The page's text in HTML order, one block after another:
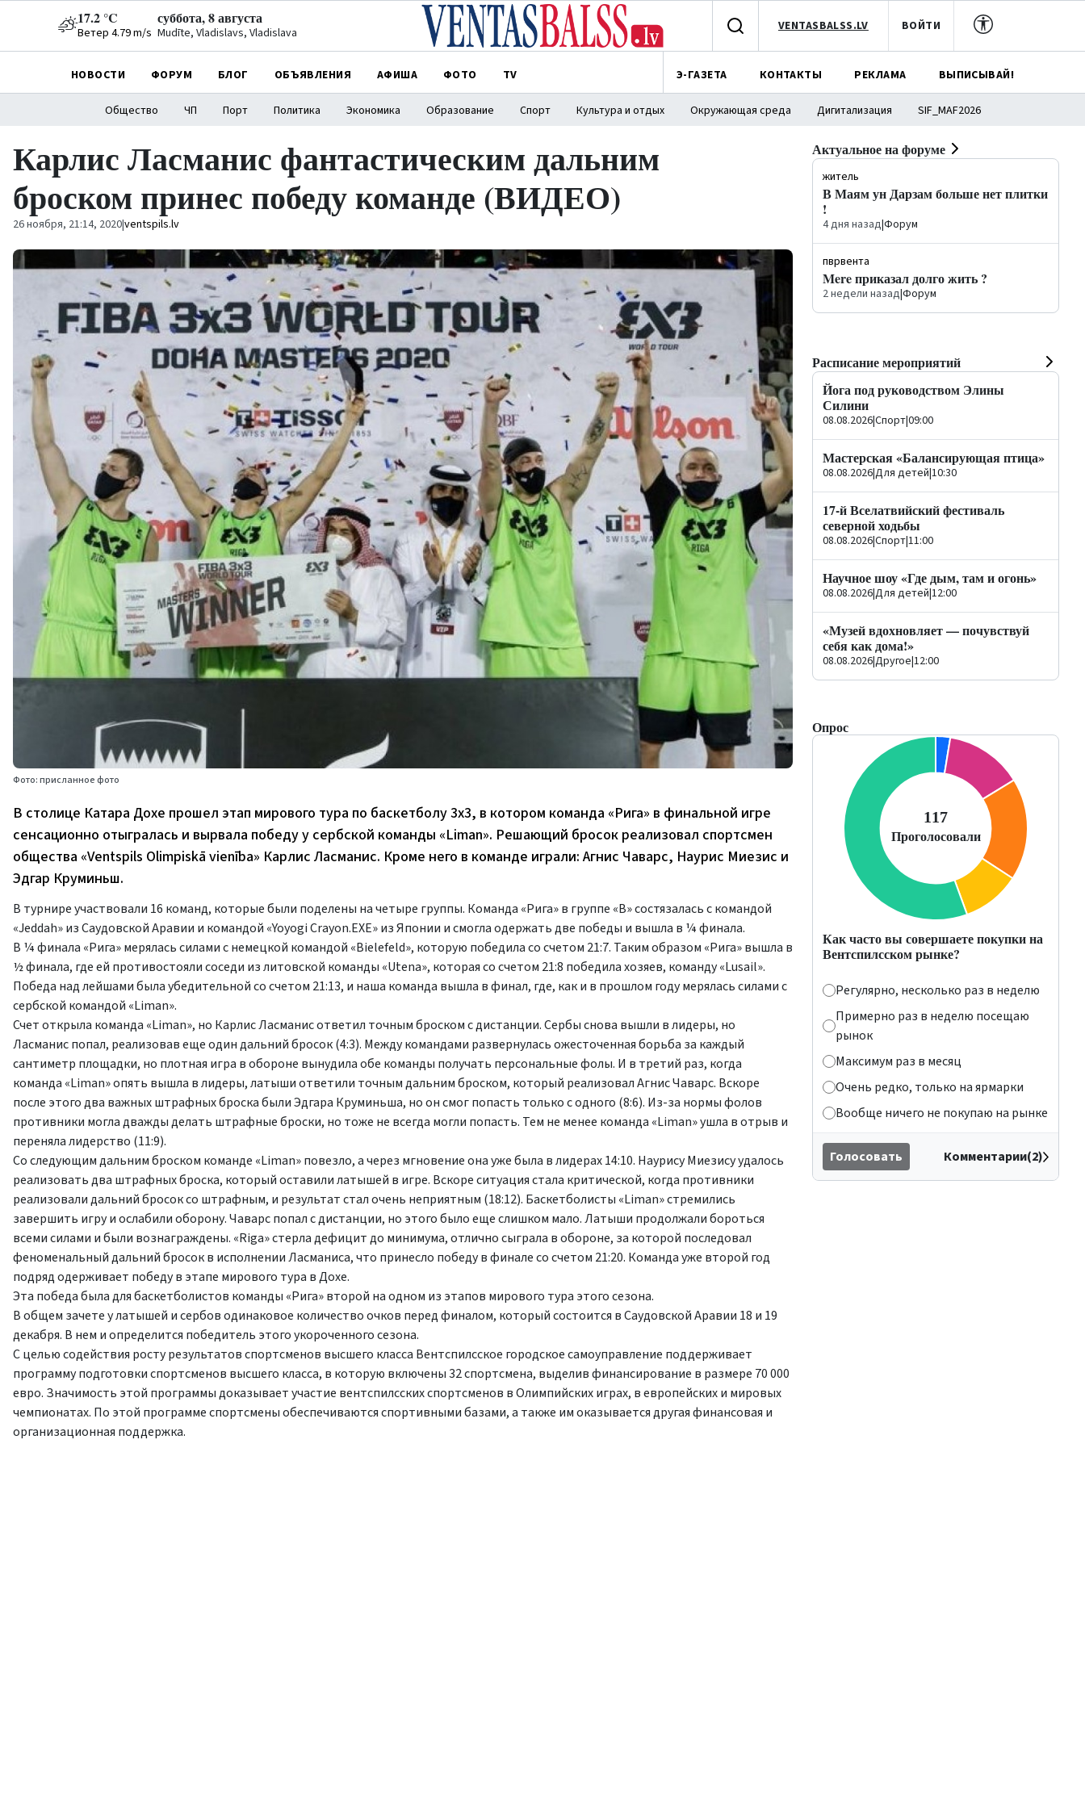
17.2 °C
Ветер 4.79 m/s
суббота, 8 августа
Mudīte, Vladislavs, Vladislava VENTASBALSS.LV ВОЙТИ
НОВОСТИ ФОРУМ БЛОГ ОБЪЯВЛЕНИЯ АФИША ФОТО TV Э-ГАЗЕТА КОНТАКТЫ РЕКЛАМА ВЫПИСЫВАЙ!
Общество ЧП Порт Политика Экономика Образование Спорт Культура и отдых Окружающая среда Дигитализация SIF_MAF2026
Карлис Ласманис фантастическим дальним
броском принес победу команде (ВИДЕО)
26 ноября, 21:14, 2020|ventspils.lv
Фото: присланное фото
В столице Катара Дохе прошел этап мирового тура по баскетболу 3x3, в котором команда «Рига» в финальной игре
сенсационно отыгралась и вырвала победу у сербской команды «Liman». Решающий бросок реализовал спортсмен
общества «Ventspils Olimpiskā vienība» Карлис Ласманис. Кроме него в команде играли: Агнис Чаварс, Наурис Миезис и
Эдгар Круминьш.
В турнире участвовали 16 команд, которые были поделены на четыре группы. Команда «Рига» в группе «B» состязалась с командой
«Jeddah» из Саудовской Аравии и командой «Yoyogi Crayon.EXE» из Японии и смогла одержать две победы и вышла в ¼ финала.
В ¼ финала «Рига» мерялась силами с немецкой командой «Bielefeld», которую победила со счетом 21:7. Таким образом «Рига» вышла в
½ финала, где ей противостояли соседи из литовской команды «Utena», которая со счетом 21:8 победила хозяев, команду «Lusail».
Победа над лейшами была убедительной со счетом 21:13, и наша команда вышла в финал, где, как и в прошлом году мерялась силами с
сербской командой «Liman».
Счет открыла команда «Liman», но Карлис Ласманис ответил точным броском с дистанции. Сербы снова вышли в лидеры, но
Ласманис попал, реализовав еще один дальний бросок (4:3). Между командами развернулась ожесточенная борьба за каждый
сантиметр площадки, но плотная игра в обороне вынудила обе команды получать персональные фолы. И в третий раз, когда
команда «Liman» опять вышла в лидеры, латыши ответили точным дальним броском, который реализовал Агнис Чаварс. Вскоре
после этого два важных штрафных броска были Эдгара Круминьша, но он смог попасть только с одного (8:6). Из-за нормы фолов
противники могла дважды делать штрафные броски, но тоже не всегда могли попасть. Тем не менее команда «Liman» ушла в отрыв и
переняла лидерство (11:9).
Со следующим дальним броском команде «Liman» повезло, а через мгновение она уже была в лидерах 14:10. Наурису Миезису удалось
реализовать два штрафных броска, который оставили латышей в игре. Вскоре ситуация стала критической, когда противники
реализовали дальний бросок со штрафным, и результат стал очень неприятным (18:12). Баскетболисты «Liman» стремились
завершить игру и ослабили оборону. Чаварс попал с дистанции, но этого было еще слишком мало. Латыши продолжали бороться
всеми силами и были вознаграждены. «Riga» стерла дефицит до минимума, отлично сыграла в обороне, за которой последовал
феноменальный дальний бросок в исполнении Ласманиса, что принесло победу в финале со счетом 21:20. Команда уже второй год
подряд одерживает победу в этапе мирового тура в Дохе.
Эта победа была для баскетболистов команды «Рига» второй на одном из этапов мирового тура этого сезона.
В общем зачете у латышей и сербов одинаковое количество очков перед финалом, который состоится в Саудовской Аравии 18 и 19
декабря. В нем и определится победитель этого укороченного сезона.
С целью содействия росту результатов спортсменов высшего класса Вентспилсское городское самоуправление поддерживает
программу подготовки спортсменов высшего класса, в которую включены 32 спортсмена, выделив финансирование в размере 70 000
евро. Значимость этой программы доказывает участие вентспилсских спортсменов в Олимпийских играх, в европейских и мировых
чемпионатах. По этой программе спортсмены обеспечиваются спортивными базами, а также им оказывается другая финансовая и
организационная поддержка.
Актуальное на форуме
житель
В Маям ун Дарзам больше нет плитки
!
4 дня назад|Форум
пврвента
Mere приказал долго жить ?
2 недели назад|Форум
Расписание мероприятий
Йога под руководством Элины
Силини
08.08.2026|Спорт|09:00
Мастерская «Балансирующая птица»
08.08.2026|Для детей|10:30
17-й Вселатвийский фестиваль
северной ходьбы
08.08.2026|Спорт|11:00
Научное шоу «Где дым, там и огонь»
08.08.2026|Для детей|12:00
«Музей вдохновляет — почувствуй
себя как дома!»
08.08.2026|Другое|12:00
Опрос
Как часто вы совершаете покупки на
Вентспилсском рынке?
Регулярно, несколько раз в неделю
Примерно раз в неделю посещаю
рынок
Максимум раз в месяц
Очень редко, только на ярмарки
Вообще ничего не покупаю на рынке
Голосовать Комментарии(2)